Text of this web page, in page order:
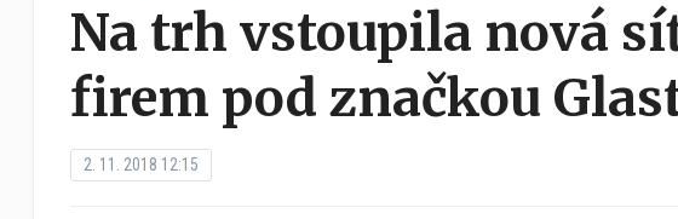
Na trh vstoupila nová
firem pod značkou
2. 11. 2018 12:15